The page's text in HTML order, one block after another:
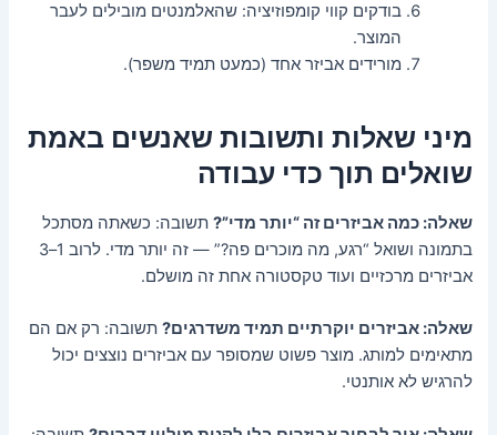
בודקים קווי קומפוזיציה: שהאלמנטים מובילים לעבר
המוצר.
מורידים אביזר אחד (כמעט תמיד משפר).
מיני שאלות ותשובות שאנשים באמת
שואלים תוך כדי עבודה
שאלה: כמה אביזרים זה “יותר מדי”? תשובה: כשאתה מסתכל
בתמונה ושואל “רגע, מה מוכרים פה?” — זה יותר מדי. לרוב 1–3
אביזרים מרכזיים ועוד טקסטורה אחת זה מושלם.
שאלה: אביזרים יוקרתיים תמיד משדרגים? תשובה: רק אם הם
מתאימים למותג. מוצר פשוט שמסופר עם אביזרים נוצצים יכול
להרגיש לא אותנטי.